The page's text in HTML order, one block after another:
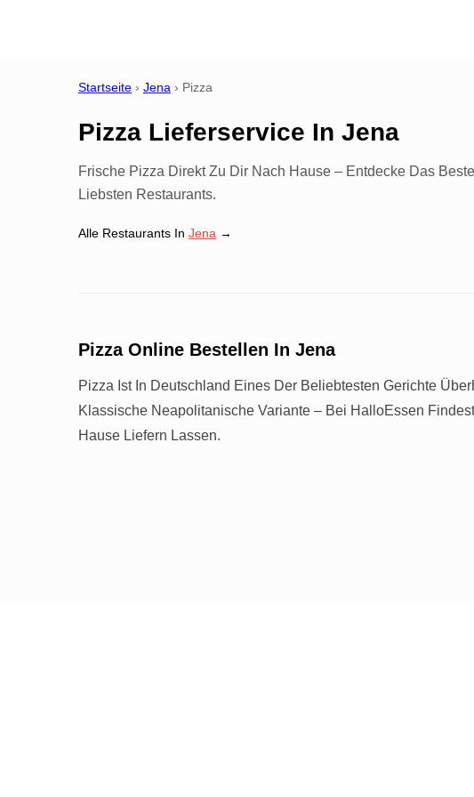
Startseite › Jena › Pizza
Pizza Lieferservice In Jena
Frische Pizza Direkt Zu Dir Nach Hause – Entdecke Das
Liebsten Restaurants.
Alle Restaurants In Jena →
Pizza Online Bestellen In Jena
Pizza Ist In Deutschland Eines Der Beliebtesten Gerichte
Klassische Neapolitanische Variante – Bei HalloEssen
Hause Liefern Lassen.